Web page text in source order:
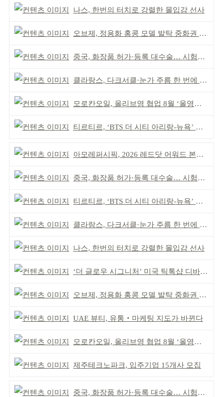
나스, 한번의 터치로 강렬한 몰입감 선사
오브제, 정용화 홍콩 모델 발탁 중화권 공략 강화
중국, 화장품 허가·등록 대수술… 시험자료 공용 허용
클라랑스, 다크서클·눈가 주름 한 번에 더블 케어
모로칸오일, 올리브영 협업 8월 ‘올영픽’ 선정
티르티르, ‘BTS 더 시티 아리랑-뉴욕’ 참여
아모레퍼시픽, 2026 레드닷 어워드 본상 2개 수상
중국, 화장품 허가·등록 대수술… 시험자료 공용 허용
티르티르, ‘BTS 더 시티 아리랑-뉴욕’ 참여
클라랑스, 다크서클·눈가 주름 한 번에 더블 케어
나스, 한번의 터치로 강렬한 몰입감 선사
‘더 글로우 시그니처’ 미국 틱톡샵 디바이스 부문 1위
오브제, 정용화 홍콩 모델 발탁 중화권 공략 강화
UAE 뷰티, 유통‧마케팅 지도가 바뀐다
모로칸오일, 올리브영 협업 8월 ‘올영픽’ 선정
제주테크노파크, 입주기업 15개사 모집
중국, 화장품 허가·등록 대수술… 시험자료 공용 허용